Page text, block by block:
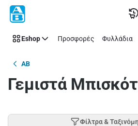
Παράλειψη
Eshop Προσφορές Φυλλάδια
AB
Γεμιστά
Φίλτρα &